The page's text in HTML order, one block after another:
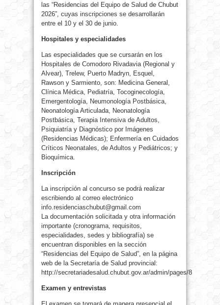
las “Residencias del Equipo de Salud de Chubut
2026”, cuyas inscripciones se desarrollarán
entre el 10 y el 30 de junio.
Hospitales y especialidades
Las especialidades que se cursarán en los
Hospitales de Comodoro Rivadavia (Regional y
Alvear), Trelew, Puerto Madryn, Esquel,
Rawson y Sarmiento, son: Medicina General,
Clínica Médica, Pediatría, Tocoginecología,
Emergentología, Neumonología Postbásica,
Neonatología Articulada, Neonatología
Postbásica, Terapia Intensiva de Adultos,
Psiquiatría y Diagnóstico por Imágenes
(Residencias Médicas); Enfermería en Cuidados
Críticos Neonatales, de Adultos y Pediátricos; y
Bioquímica.
Inscripción
La inscripción al concurso se podrá realizar
escribiendo al correo electrónico
info.residenciaschubut@gmail.com
La documentación solicitada y otra información
importante (cronograma, requisitos,
especialidades, sedes y bibliografía) se
encuentran disponibles en la sección
“Residencias del Equipo de Salud”, en la página
web de la Secretaría de Salud provincial:
http://secretariadesalud.chubut.gov.ar/admin/pages/8
Examen y entrevistas